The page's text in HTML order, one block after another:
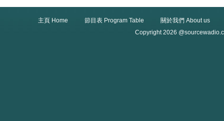
主頁 Home 節目表 Program Table
關於我們 About us
Copyright 2026